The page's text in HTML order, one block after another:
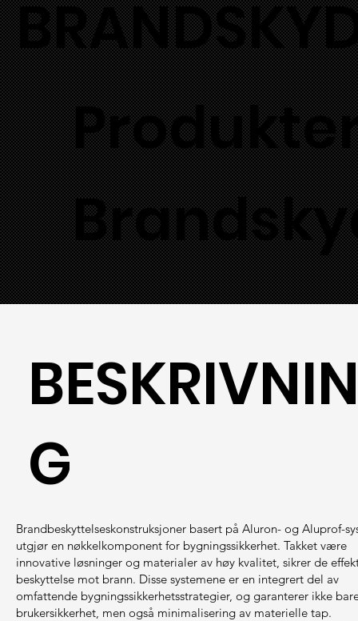
Brandbeskyttelseskonstruksjoner basert på Aluron- og Aluprof-
utgjør en nøkkelkomponent for bygningssikkerhet. Takket være
innovative løsninger og materialer av høy kvalitet, sikrer de
beskyttelse mot brann. Disse systemene er en integrert del av
omfattende bygningssikkerhetsstrategier, og garanterer ikke
brukersikkerhet, men også minimalisering av materielle tap.
G